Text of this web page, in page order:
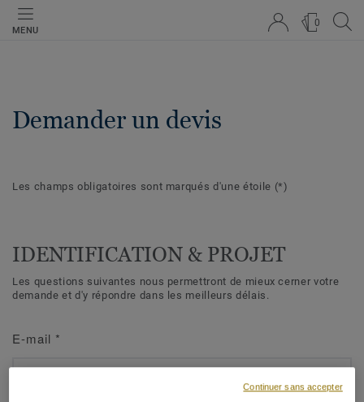
MENU
0
Demander un devis
Les champs obligatoires sont marqués d'une étoile (*)
IDENTIFICATION & PROJET
Les questions suivantes nous permettront de mieux cerner votre
demande et d'y répondre dans les meilleurs délais.
E-mail *
Continuer sans accepter